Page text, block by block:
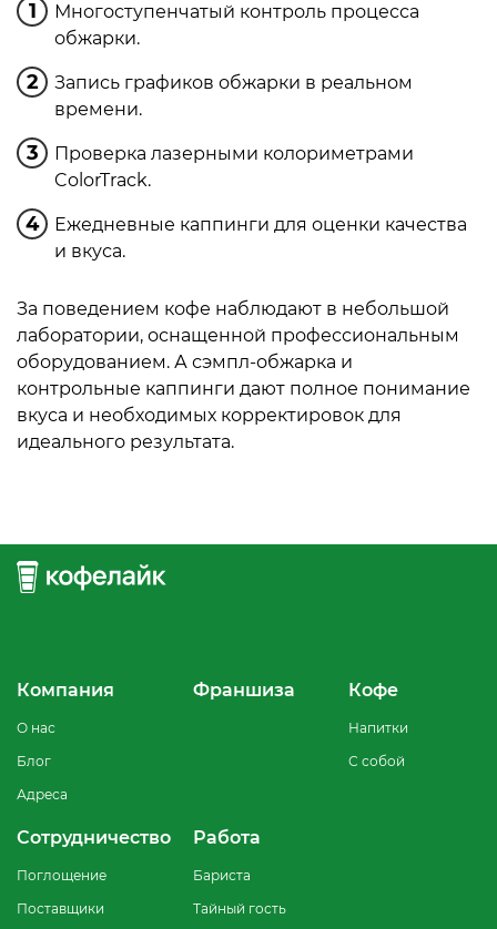
Многоступенчатый контроль процесса
обжарки.
Запись графиков обжарки в реальном
времени.
Проверка лазерными колориметрами
ColorTrack.
Ежедневные каппинги для оценки качества
и вкуса.
За поведением кофе наблюдают в небольшой
лаборатории, оснащенной профессиональным
оборудованием. А сэмпл-обжарка и
контрольные каппинги дают полное понимание
вкуса и необходимых корректировок для
идеального результата.
Компания
О нас
Блог
Адреса
Кофе
Напитки
С собой
Франшиза
Сотрудничество
Поглощение
Поставщики
Работа
Бариста
Тайный гость